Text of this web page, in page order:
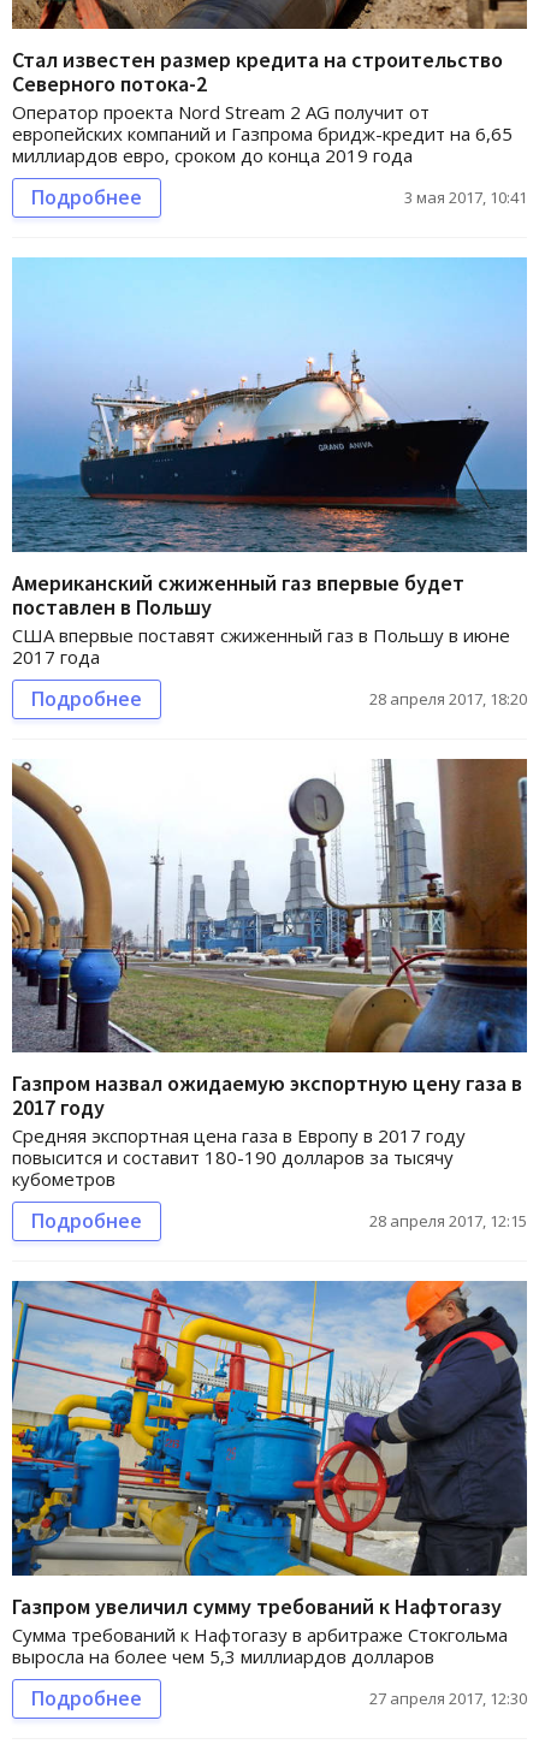
Стал известен размер кредита на строительство
Северного потока-2
Оператор проекта Nord Stream 2 AG получит от
европейских компаний и Газпрома бридж-кредит на 6,65
миллиардов евро, сроком до конца 2019 года
Подробнее 3 мая 2017, 10:41
Американский сжиженный газ впервые будет
поставлен в Польшу
США впервые поставят сжиженный газ в Польшу в июне
2017 года
Подробнее 28 апреля 2017, 18:20
Газпром назвал ожидаемую экспортную цену газа в
2017 году
Средняя экспортная цена газа в Европу в 2017 году
повысится и составит 180-190 долларов за тысячу
кубометров
Подробнее 28 апреля 2017, 12:15
Газпром увеличил сумму требований к Нафтогазу
Сумма требований к Нафтогазу в арбитраже Стокгольма
выросла на более чем 5,3 миллиардов долларов
Подробнее 27 апреля 2017, 12:30